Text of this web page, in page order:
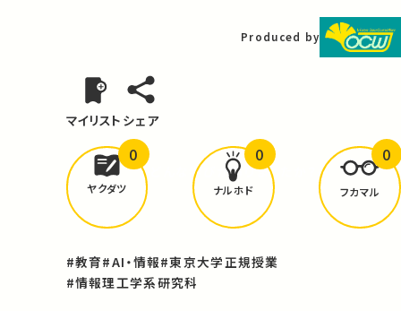
Produced by
マイリスト シェア
どんな学びがありましたか？
ヤクダツ
0
ナルホド
0
フカマル
0
#教育#AI・情報#東京大学正規授業
#情報理工学系研究科